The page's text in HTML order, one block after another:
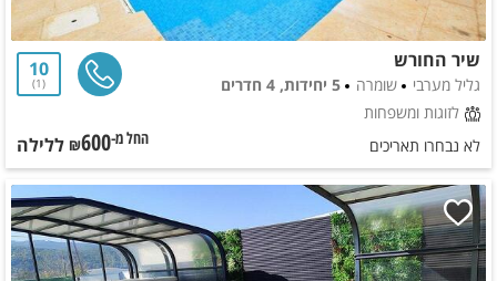
שיר החורש
גליל מערבי שומרה
5 יחידות, 4 חדרים
לזוגות ומשפחות
10
1
לא נבחרו תאריכים החל מ-₪600 ללילה